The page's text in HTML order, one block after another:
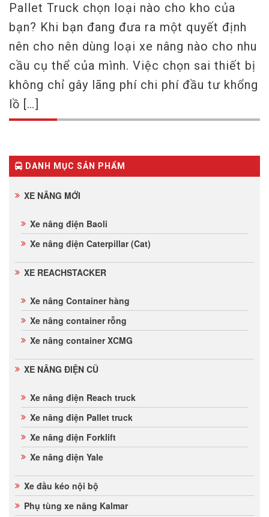
Pallet Truck chọn loại nào cho kho của
bạn? Khi bạn đang đưa ra một quyết định
nên cho nên dùng loại xe nâng nào cho nhu
cầu cụ thể của mình. Việc chọn sai thiết bị
không chỉ gây lãng phí chi phí đầu tư khổng
lồ […]
DANH MỤC SẢN PHẨM
XE NÂNG MỚI
Xe nâng điện Baoli
Xe nâng điện Caterpillar (Cat)
XE REACHSTACKER
Xe nâng Container hàng
Xe nâng container rỗng
Xe nâng container XCMG
XE NÂNG ĐIỆN CŨ
Xe nâng điện Reach truck
Xe nâng điện Pallet truck
Xe nâng điện Forklift
Xe nâng điện Yale
Xe đầu kéo nội bộ
Phụ tùng xe nâng Kalmar